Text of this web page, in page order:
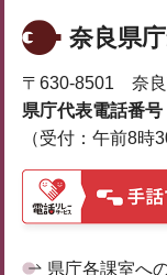
奈良県庁
〒630-8501 奈
県庁代表電話番号
（受付：午前8時
県庁各課室へ